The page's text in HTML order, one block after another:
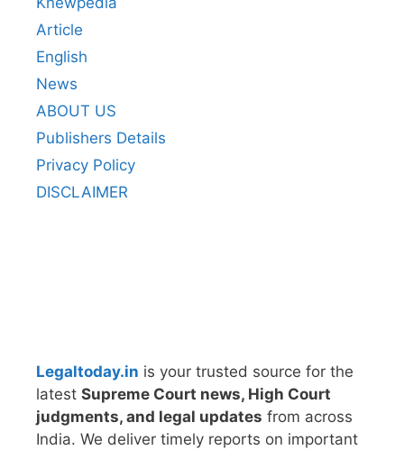
Article
English
News
ABOUT US
Publishers Details
Privacy Policy
DISCLAIMER
Legaltoday.in is your trusted source for the
latest Supreme Court news, High Court
judgments, and legal updates from across
India. We deliver timely reports on important